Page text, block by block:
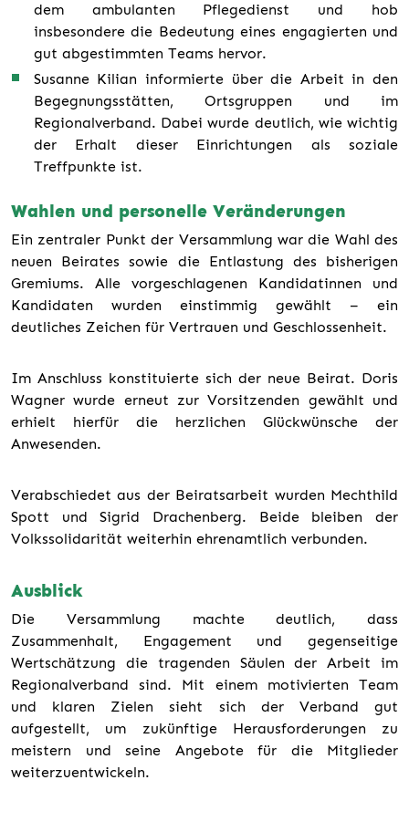
dem ambulanten Pflegedienst und hob
insbesondere die Bedeutung eines engagierten und
gut abgestimmten Teams hervor.
Susanne Kilian informierte über die Arbeit in den
Begegnungsstätten, Ortsgruppen und im
Regionalverband. Dabei wurde deutlich, wie wichtig
der Erhalt dieser Einrichtungen als soziale
Treffpunkte ist.
Wahlen und personelle Veränderungen
Ein zentraler Punkt der Versammlung war die Wahl des
neuen Beirates sowie die Entlastung des bisherigen
Gremiums. Alle vorgeschlagenen Kandidatinnen und
Kandidaten wurden einstimmig gewählt – ein
deutliches Zeichen für Vertrauen und Geschlossenheit.
Im Anschluss konstituierte sich der neue Beirat. Doris
Wagner wurde erneut zur Vorsitzenden gewählt und
erhielt hierfür die herzlichen Glückwünsche der
Anwesenden.
Verabschiedet aus der Beiratsarbeit wurden Mechthild
Spott und Sigrid Drachenberg. Beide bleiben der
Volkssolidarität weiterhin ehrenamtlich verbunden.
Ausblick
Die Versammlung machte deutlich, dass
Zusammenhalt, Engagement und gegenseitige
Wertschätzung die tragenden Säulen der Arbeit im
Regionalverband sind. Mit einem motivierten Team
und klaren Zielen sieht sich der Verband gut
aufgestellt, um zukünftige Herausforderungen zu
meistern und seine Angebote für die Mitglieder
weiterzuentwickeln.